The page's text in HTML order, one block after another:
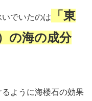
でいたのは
「東
の海の成分
ように海楼石の効果